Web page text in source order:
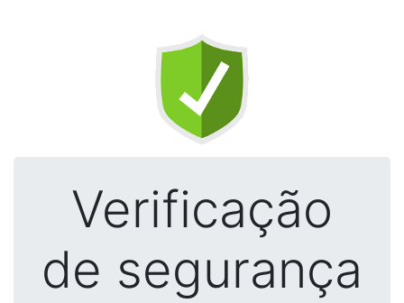
Verificação
de segurança